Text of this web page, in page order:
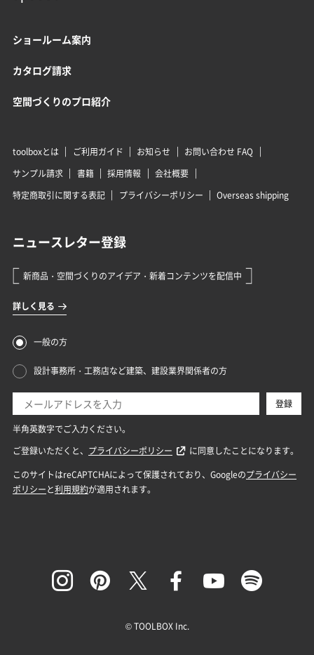
ショールーム案内
カタログ請求
空間づくりのプロ紹介
toolboxとは ご利用ガイド お知らせ
お問い合わせ FAQ
サンプル請求
書籍 採用情報
会社概要
特定商取引に関する表記
プライバシーポリシー Overseas shipping
© TOOLBOX Inc.